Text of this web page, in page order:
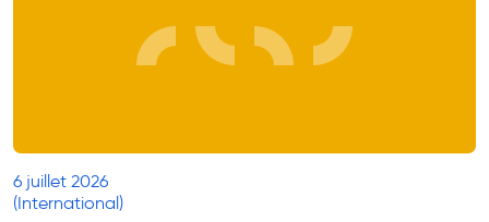
6 juillet 2026
(International)